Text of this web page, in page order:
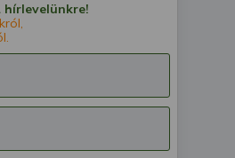
hírlevelünkre!